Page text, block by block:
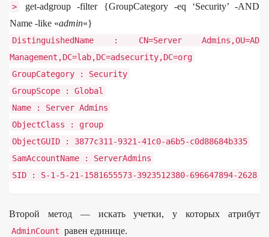
>
get-adgroup -filter {GroupCategory -eq ‘Security’ -AND
Name -like «admin«}
DistinguishedName : CN=Server Admins ,OU=AD
Management ,DC=lab,DC=adsecurity,DC=org
GroupCategory
:
Security
GroupScope
:
Global
Name
: Server Admins
ObjectClass
:
group
ObjectGUID
: 3877c311 -9321 -41c0-a6b5-c0d88684b335
SamAccountName
:
ServerAdmins
SID
: S-1 -5-21 -1581655573-3923512380-696647894-2628
Второй метод — искать учетки, у которых атрибут
AdminCount равен единице.